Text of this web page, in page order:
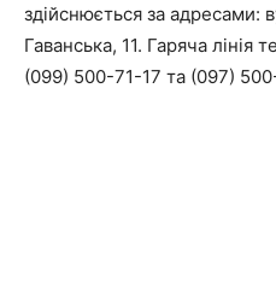
здійснюється за адресами:
Гаванська, 11. Гаряча лінія
(099) 500-71-17 та (097)